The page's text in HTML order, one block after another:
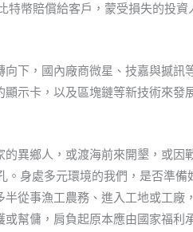
幣賠償給客戶，蒙受損失的投資
下，國內廠商微星、技嘉與撼訊
顯示卡，以及區塊鏈等新技術來發
異鄉人，或渡海前來開墾，或因
身處多元環境的我們，是否準
從事漁工農務、進入工地或工廠
幫傭，肩負起原本應由國家福利